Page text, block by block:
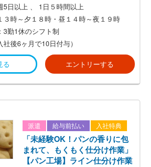
5日以上 、 1日５時間以上
３時～夕１８時・昼１４時～夜１９時
3勤1休のシフト制
後6ヶ月で10日付与）
る エントリーする
派遣 給与前払い 入社特典
「未経験OK！パンの香りに包
まれて、もくもく仕分け作業」
【パン工場】ライン仕分け作業